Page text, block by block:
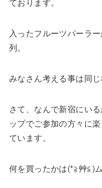
入ったフルーツパーラ
列。
みなさん考える事は同じ
さて、なんで新宿にい
ップでご参加の方々に
ています。
何を買ったかは(*≧艸≦)